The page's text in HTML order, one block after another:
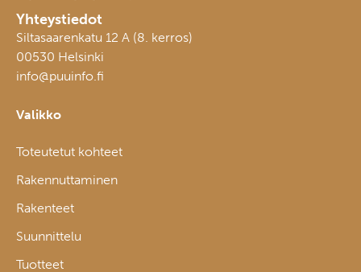
Yhteystiedot
Siltasaarenkatu 12 A (8. kerros)
00530 Helsinki
info@puuinfo.fi
Valikko
Toteutetut kohteet
Rakennuttaminen
Rakenteet
Suunnittelu
Tuotteet